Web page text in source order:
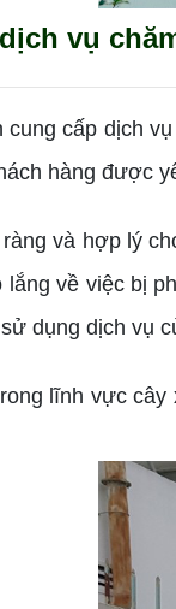
vụ
cung cấp dịch vụ
hàng được
và hợp lý
lắng về việc bị
dụng dịch vụ
lĩnh vực